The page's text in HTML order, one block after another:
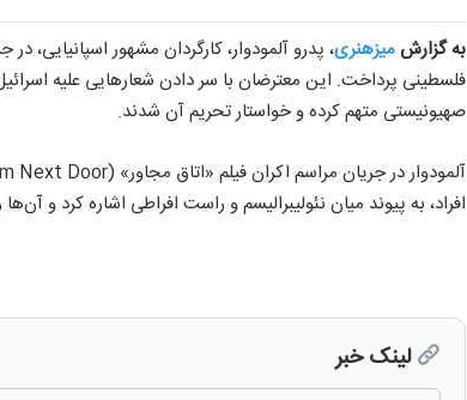
به گزارش میزهنری، پدرو آلمودوار، کارگردان مشهور اسپانیایی،
فلسطینی پرداخت. این معترضان با سر دادن شعارهایی علیه
صهیونیستی متهم کرده و خواستار تحریم آن شدند.
افراد، به پیوند میان نئولیبرالیسم و راست افراطی اشاره کرد و
لینک خبر